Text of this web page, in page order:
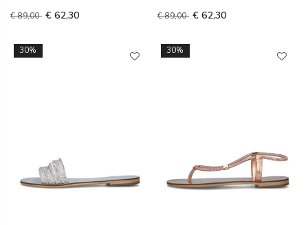
€ 89,00 € 62,30 € 89,00 € 62,30
30% 30%